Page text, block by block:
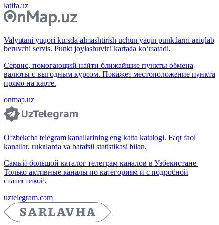
latifa.uz
Valyutani yuqori kursda almashtirish uchun yaqin punktlarni aniqlab
beruvchi servis. Punkt joylashuvini kartada ko‘rsatadi.
Сервис, помогающий найти ближайшие пункты обмена
валюты с выгодным курсом. Покажет местоположение пункта
прямо на карте.
onmap.uz
O‘zbekcha telegram kanallarining eng katta katalogi. Faqt faol
kanallar, ruknlarda va batafsil statistikasi bilan.
Самый большой каталог телеграм каналов в Узбекистане.
Только активные каналы по категориям и с подробной
статистикой.
uztelegram.com